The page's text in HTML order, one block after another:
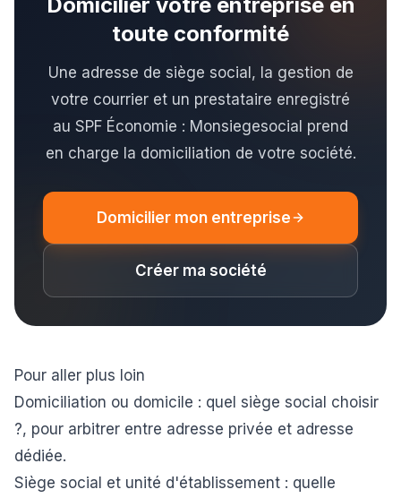
toute conformité
Une adresse de siège social, la gestion de
votre courrier et un prestataire enregistré
au SPF Économie : Monsiegesocial prend
en charge la domiciliation de votre société.
Domicilier mon entreprise
Créer ma société
Pour aller plus loin
Domiciliation ou domicile : quel siège social choisir
?, pour arbitrer entre adresse privée et adresse
dédiée.
Siège social et unité d'établissement : quelle